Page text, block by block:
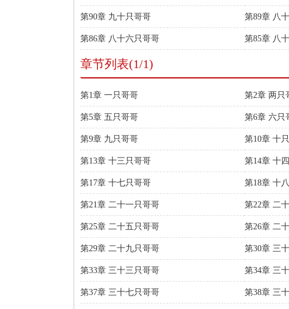
第90章 九十只哥哥 第89章 八
第86章 八十六只哥哥 第85章 八
章节列表(1/1)
第1章 一只哥哥 第2章 两只
第5章 五只哥哥 第6章 六只
第9章 九只哥哥 第10章 十
第13章 十三只哥哥 第14章 十
第17章 十七只哥哥 第18章 十
第21章 二十一只哥哥 第22章 二
第25章 二十五只哥哥 第26章 二
第29章 二十九只哥哥 第30章 三
第33章 三十三只哥哥 第34章 三
第37章 三十七只哥哥 第38章 三